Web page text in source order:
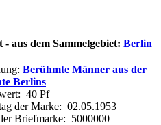
aus dem Sammelgebiet: Berlin
Berühmte Männer aus der
Berlins
40 Pf
der Marke: 02.05.1953
Briefmarke: 5000000